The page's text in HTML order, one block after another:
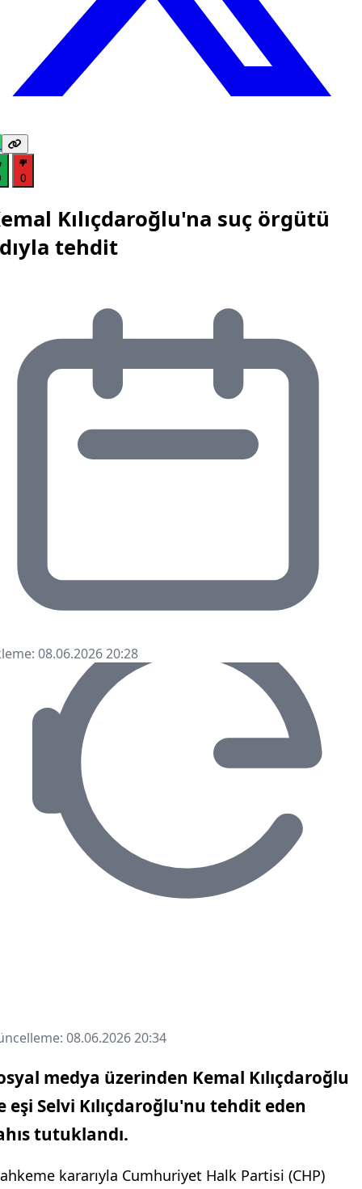
0
Kılıçdaroğlu'na suç örgütü
tehdit
08.06.2026 20:28
08.06.2026 20:34
medya üzerinden Kemal Kılıçdaroğlu
eşi Selvi Kılıçdaroğlu'nu tehdit eden
tutuklandı.
kararıyla Cumhuriyet Halk Partisi (CHP)